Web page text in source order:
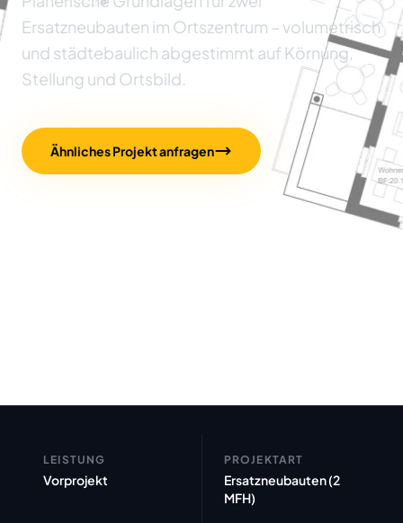
Ersatzneubauten im Ortszentrum – volumetrisch
und städtebaulich abgestimmt auf Körnung,
Stellung und Ortsbild.
Ähnliches Projekt anfragen
LEISTUNG
Vorprojekt
PROJEKTART
Ersatzneubauten (2
MFH)